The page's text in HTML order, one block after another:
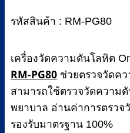
รหัสสินค้า : RM-PG80
เครื่องวัดความดันโลหิต
RM-PG80 ช่วยตรวจวัดค
สามารถใช้ตรวจวัดความ
พยาบาล อ่านค่าการตรวจ
รองรับมาตรฐาน 100%